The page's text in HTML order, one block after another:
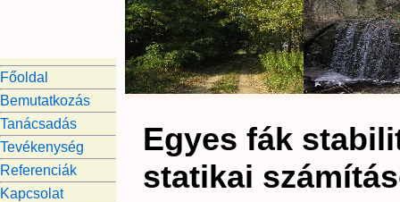
Főoldal
Bemutatkozás
Tanácsadás
Tevékenység
Referenciák
Kapcsolat
Egyes fák
statikai